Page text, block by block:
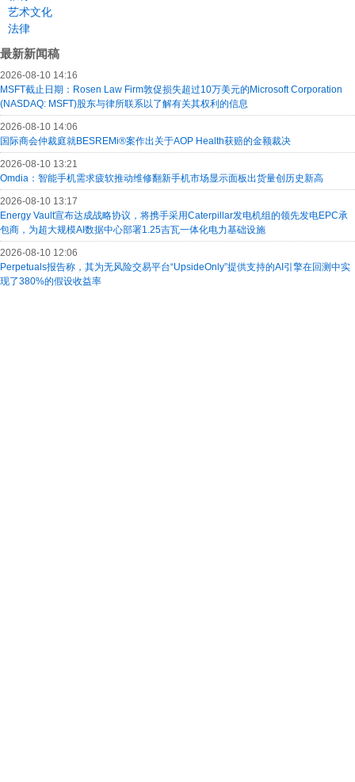
艺术文化
法律
最新新闻稿
2026-08-10 14:16
MSFT截止日期：Rosen Law Firm敦促损失超过10万美元的Microsoft Corporation
(NASDAQ: MSFT)股东与律所联系以了解有关其权利的信息
2026-08-10 14:06
国际商会仲裁庭就BESREMi®案作出关于AOP Health获赔的金额裁决
2026-08-10 13:21
Omdia：智能手机需求疲软推动维修翻新手机市场显示面板出货量创历史新高
2026-08-10 13:17
Energy Vault宣布达成战略协议，将携手采用Caterpillar发电机组的领先发电EPC承
包商，为超大规模AI数据中心部署1.25吉瓦一体化电力基础设施
2026-08-10 12:06
Perpetuals报告称，其为无风险交易平台“UpsideOnly”提供支持的AI引擎在回测中实
现了380%的假设收益率